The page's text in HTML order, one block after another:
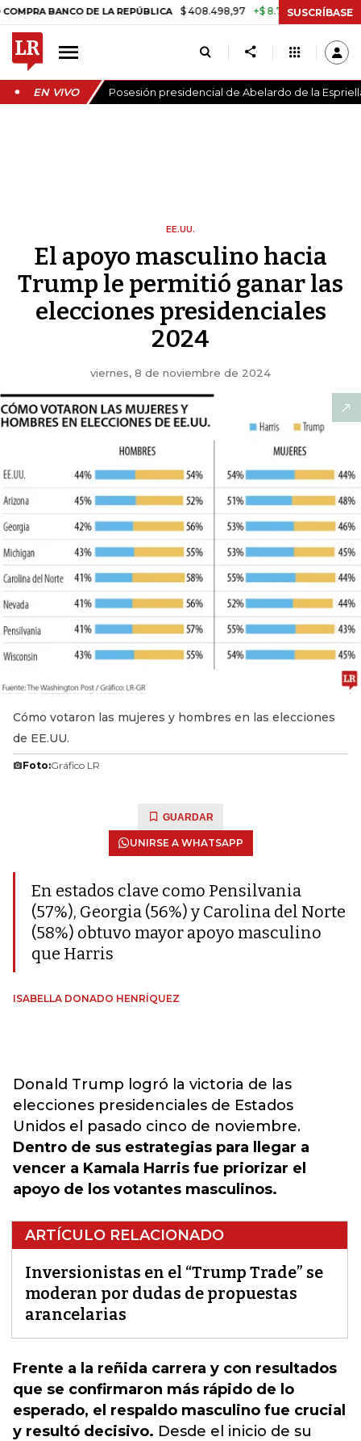
DE LA REPÚBLICA $ 408.498,97 +$ 8.753,81 +2,19% TASA
SUSCRÍBASE
EN VIVO Posesión presidencial de Abelardo de la
EE.UU.
El apoyo masculino hacia
Trump le permitió ganar las
elecciones presidenciales
2024
viernes, 8 de noviembre de 2024
Cómo votaron las mujeres y hombres en las elecciones
de EE.UU.
Foto:Gráfico LR
GUARDAR
UNIRSE A WHATSAPP
En estados clave como Pensilvania
(57%), Georgia (56%) y Carolina del Norte
(58%) obtuvo mayor apoyo masculino
que Harris
ISABELLA DONADO HENRÍQUEZ
Donald Trump logró la victoria de las
elecciones presidenciales de Estados
Unidos el pasado cinco de noviembre.
Dentro de sus estrategias para llegar a
vencer a Kamala Harris fue priorizar el
apoyo de los votantes masculinos.
ARTÍCULO RELACIONADO
Inversionistas en el “Trump Trade” se
moderan por dudas de propuestas
arancelarias
Frente a la reñida carrera y con resultados
que se confirmaron más rápido de lo
esperado, el respaldo masculino fue crucial
y resultó decisivo. Desde el inicio de su